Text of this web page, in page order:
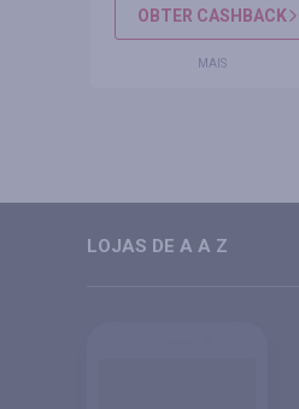
OBTER CASHBACK
MAIS
LOJAS DE A A Z